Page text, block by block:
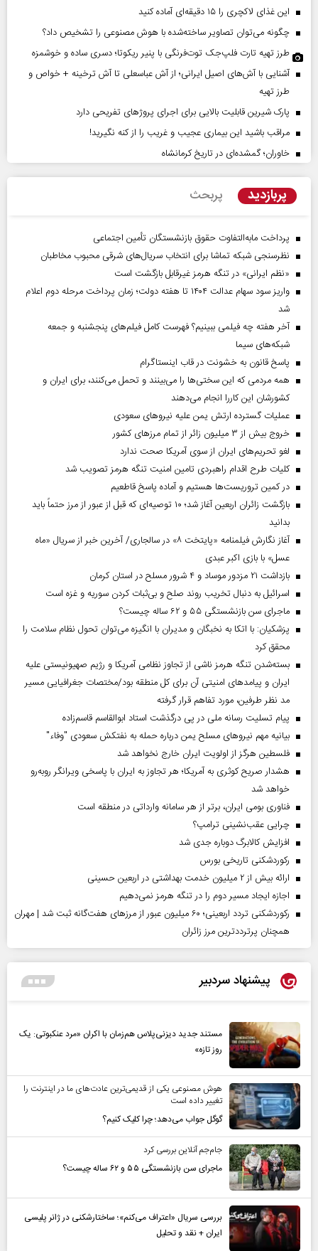
این غذای لاکچری را ۱۵ دقیقه‌ای آماده کنید
چگونه می‌توان تصاویر ساخته‌شده با هوش مصنوعی را تشخیص داد؟
طرز تهیه تارت فلپ‌جک توت‌فرنگی با پنیر ریکوتا؛ دسری ساده و خوشمزه
آشنایی با آش‌های اصیل ایرانی؛ از آش عباسعلی تا آش ترخینه + خواص و
طرز تهیه
پارک شیرین قابلیت‌ بالایی برای اجرای پروژهای تفریحی دارد
مراقب باشید این بیماری عجیب و غریب را از کنه نگیرید!
خاوران؛ گمشده‌ای در تاریخ کرمانشاه
پربازدید پربحث
پرداخت مابه‌التفاوت حقوق بازنشستگان تأمین اجتماعی
نظرسنجی شبکه تماشا برای انتخاب سریال‌های شرقی محبوب مخاطبان
«نظم ایرانی» در تنگه هرمز غیرقابل بازگشت است
واریز سود سهام عدالت ۱۴۰۴ تا هفته دولت؛ زمان پرداخت مرحله دوم اعلام
شد
آخر هفته چه فیلمی ببینیم؟ فهرست کامل فیلم‌های پنجشنبه و جمعه
شبکه‌های سیما
پاسخ قانون به خشونت در قاب اینستاگرام
همه مردمی که این سختی‌ها را می‌بینند و تحمل می‌کنند، برای ایران و
کشورشان این کاررا انجام می‌دهند
عملیات گسترده ارتش یمن علیه نیروهای سعودی
خروج بیش از ۳ میلیون زائر از تمام مرز‌های کشور
لغو تحریم‌های ایران از سوی آمریکا صحت ندارد
کلیات طرح اقدام راهبردی تامین امنیت تنگه هرمز تصویب شد
در کمین تروریست‌ها هستیم و آماده پاسخ قاطعیم
بازگشت زائران اربعین آغاز شد؛ ۱۰ توصیه‌ای که قبل از عبور از مرز حتماً باید
بدانید
آغاز نگارش فیلمنامه «پایتخت ۸» در سالجاری/ آخرین خبر از سریال «ماه
عسل» با بازی اکبر عبدی
بازداشت ۲۱ مزدور موساد و ۴ شرور مسلح در استان کرمان
اسرائیل به دنبال تخریب روند صلح و بی‌ثبات کردن سوریه و غزه است
ماجرای سن بازنشستگی ۵۵ و ۶۲ ساله چیست؟
پزشکیان: با اتکا به نخبگان و مدیران با انگیزه می‌توان تحول نظام سلامت را
محقق کرد
بسته‌شدن تنگه هرمز ناشی از تجاوز نظامی آمریکا و رژیم صهیونیستی علیه
ایران و پیامد‌های امنیتی آن برای کل منطقه بود/مختصات جغرافیایی مسیر
مد نظر طرفین، مورد تفاهم قرار گرفته
پیام تسلیت رسانه ملی در پی درگذشت استاد ابوالقاسم قاسم‌زاده
بیانیه مهم نیروهای مسلح یمن درباره حمله به نفتکش سعودی "وفاء"
فلسطین هرگز از اولویت ایران خارج نخواهد شد
هشدار صریح کوثری به آمریکا؛ هر تجاوز به ایران با پاسخی ویرانگر روبه‌رو
خواهد شد
فناوری بومی ایران، برتر از هر سامانه وارداتی در منطقه است
چرایی عقب‌نشینی ترامپ؟
افزایش کالابرگ دوباره جدی شد
رکوردشکنی تاریخی بورس
ارائه بیش از ۲ میلیون خدمت بهداشتی در اربعین حسینی
اجازه ایجاد مسیر دوم را در تنگه هرمز نمی‌دهیم
رکوردشکنی تردد اربعینی؛ ۶۰ میلیون عبور از مرزهای هفت‌گانه ثبت شد | مهران
همچنان پرترددترین مرز زائران
پیشنهاد سردبیر
مستند جدید دیزنی‌پلاس هم‌زمان با اکران «مرد عنکبوتی: یک
روز تازه»
هوش مصنوعی یکی از قدیمی‌ترین عادت‌های ما در اینترنت را
تغییر داده است
گوگل جواب می‌دهد؛ چرا کلیک کنیم؟
جام‌جم آنلاین بررسی کرد
ماجرای سن بازنشستگی ۵۵ و ۶۲ ساله چیست؟
بررسی سریال «اعتراف می‌کنم»؛ ساختارشکنی در ژانر پلیسی
ایران + نقد و تحلیل